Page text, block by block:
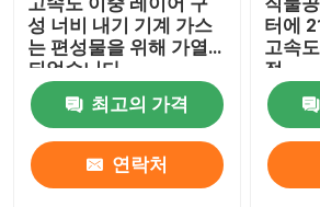
건조 기계를 쓰러뜨리세요
스텐터 완료기
드라이어 기계를 완화시키세요
성 너비 내기 기계 가스
는 편성물을 위해 가열
되었습니다
최고의 가격
연락처
터에
고속
정